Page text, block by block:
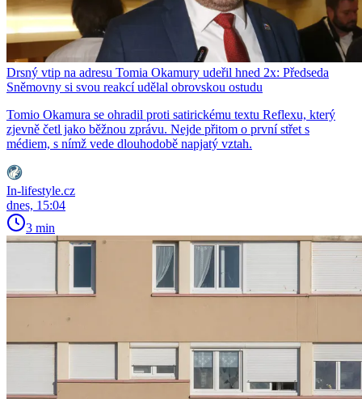
Drsný vtip na adresu Tomia Okamury udeřil hned 2x: Předseda
Sněmovny si svou reakcí udělal obrovskou ostudu
Tomio Okamura se ohradil proti satirickému textu Reflexu, který
zjevně četl jako běžnou zprávu. Nejde přitom o první střet s
médiem, s nímž vede dlouhodobě napjatý vztah.
In-lifestyle.cz
dnes, 15:04
3 min